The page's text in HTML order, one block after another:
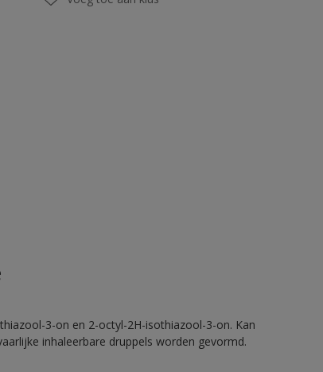
3-on en 2-octyl-2H-isothiazool-3-on. Kan
inhaleerbare druppels worden gevormd.